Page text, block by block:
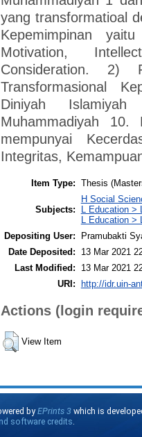
yang transformatioal
Kepemimpinan
Motivation,
Consideration. 2)
Transformasional
Diniyah
Muhammadiyah 10.
mempunyai
Integritas,
Item Type: Thesis
Subjects:
H Social
L Education >
L Education >
Depositing User:
Pramubakti
Date Deposited:
13 Mar 2021
Last Modified:
13 Mar 2021
URI: http://idr.uin-
Actions (login
View Item
byEPrints 3 which is
software credits.